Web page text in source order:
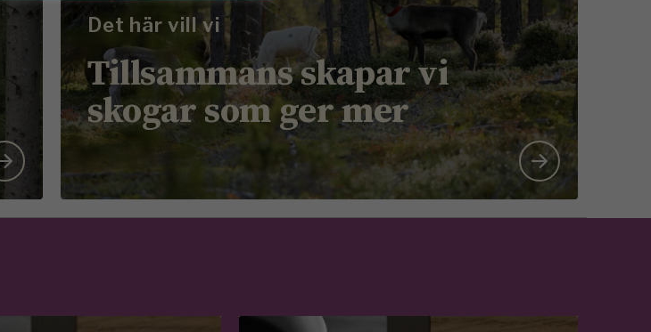
Det här vill vi
Tillsammans skapar vi
skogar som ger mer